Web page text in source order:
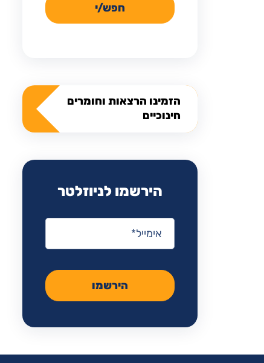
חפש/י
הזמינו הרצאות וחומרים
חינוכיים
הירשמו לניוזלטר
אימייל
הירשמו